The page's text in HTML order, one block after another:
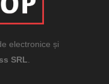
electronice și
SRL